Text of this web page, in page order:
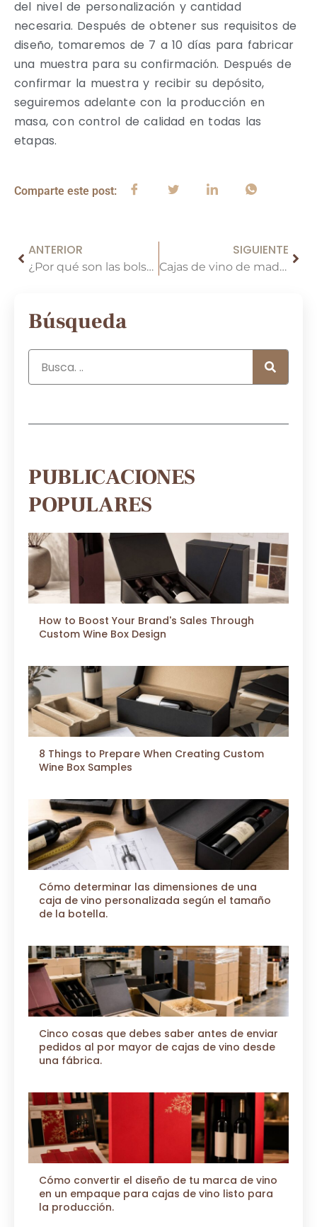
del nivel de personalización y cantidad
necesaria. Después de obtener sus requisitos de
diseño, tomaremos de 7 a 10 días para fabricar
una muestra para su confirmación. Después de
confirmar la muestra y recibir su depósito,
seguiremos adelante con la producción en
masa, con control de calidad en todas las
etapas.
Comparte este post:
ANTERIOR
¿Por qué son las bolsas de vino de fieltro personalizadas tan populares?
SIGUIENTE
Cajas de vino de madera vs cajas de vino de cartón: ¿Cuál es el material que más te gusta?
Búsqueda
PUBLICACIONES
POPULARES
How to Boost Your Brand's Sales Through
Custom Wine Box Design
8 Things to Prepare When Creating Custom
Wine Box Samples
Cómo determinar las dimensiones de una
caja de vino personalizada según el tamaño
de la botella.
Cinco cosas que debes saber antes de enviar
pedidos al por mayor de cajas de vino desde
una fábrica.
Cómo convertir el diseño de tu marca de vino
en un empaque para cajas de vino listo para
la producción.